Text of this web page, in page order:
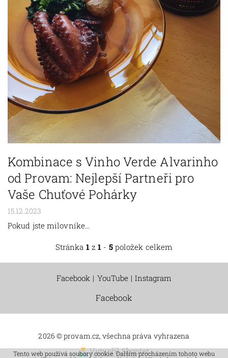
Kombinace s Vinho Verde Alvarinho
od Provam: Nejlepší Partneři pro
Vaše Chuťové Pohárky
15.12.2023
Pokud jste milovníke...
Stránka 1 z1 - 5položek celkem
Facebook | YouTube | Instagram
Facebook
2026 © provam.cz, všechna práva vyhrazena
Vytvořil Shoptet
Tento web používá soubory cookie. Dalším procházením tohoto webu